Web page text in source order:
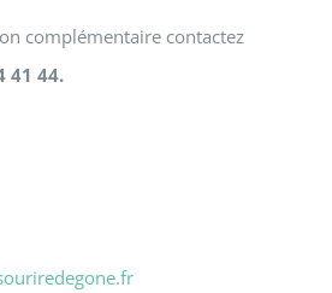
complémentaire contactez
41 44.